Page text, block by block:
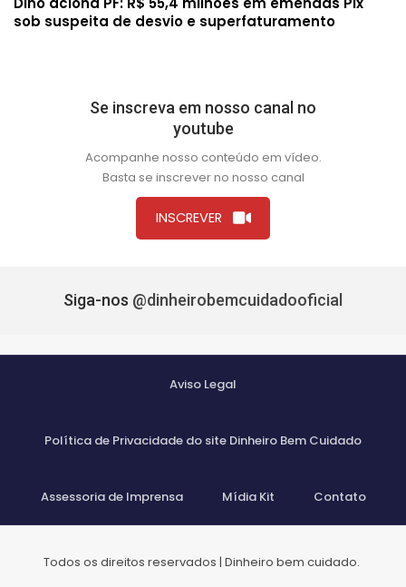
sob suspeita de desvio e superfaturamento
Se inscreva em nosso canal no
youtube
Acompanhe nosso conteúdo em vídeo.
Basta se inscrever no nosso canal
INSCREVER
Siga-nos @dinheirobemcuidadooficial
Aviso Legal
Política de Privacidade do site Dinheiro Bem Cuidado
Assessoria de Imprensa Mídia Kit Contato
Todos os direitos reservados | Dinheiro bem cuidado.